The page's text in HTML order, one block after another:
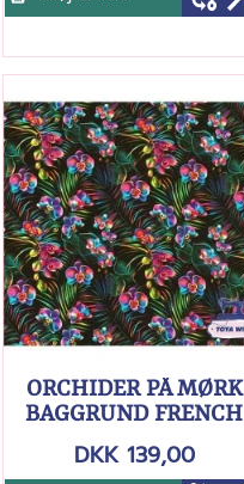
ORCHIDER PÅ MØRK
BAGGRUND FRENCH
TERRY BØRSTET
DKK 139,00